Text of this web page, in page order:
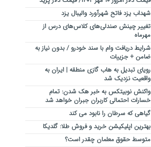
شهداب یزد فاتح شهرآورد والیبال یزد
تغییر چینش صندلی‌های کلاس‌های درس از
مهرماه
شرایط دریافت وام با سند خودرو / بدون نیاز به
ضامن + جزییات
رویای تبدیل به هاب گازی منطقه | ایران به
واقعیت نزدیک شد
واکنش نوبیتکس به خبر هک شدن: تمام
خسارات احتمالی کاربران جبران خواهد شد
گیاهی که سرطان را نابود می کند
بهترین اپلیکیشن خرید و فروش طلا: گلدیکا
متوسط حقوق معلمان چقدر است؟